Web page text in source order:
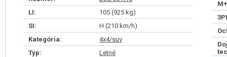
LI:
105 (925 kg)
SI:
H (210 km/h)
Kategória:
4x4/suv
Typ:
Letné